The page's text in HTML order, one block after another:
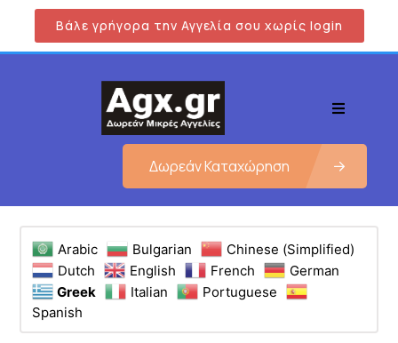
Βάλε γρήγορα την Αγγελία σου χωρίς login
Δωρεάν Καταχώρηση
Arabic Bulgarian
Chinese (Simplified)
Dutch
English French
German
Greek
Italian
Portuguese
Spanish